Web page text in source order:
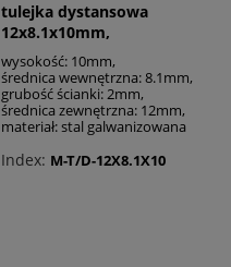
tulejka dystansowa
12x8.1x10mm,
galwanizowana
wysokość: 10mm,
średnica wewnętrzna: 8.1mm,
grubość ścianki: 2mm,
średnica zewnętrzna: 12mm,
materiał: stal galwanizowana
Index: M-T/D-12X8.1X10